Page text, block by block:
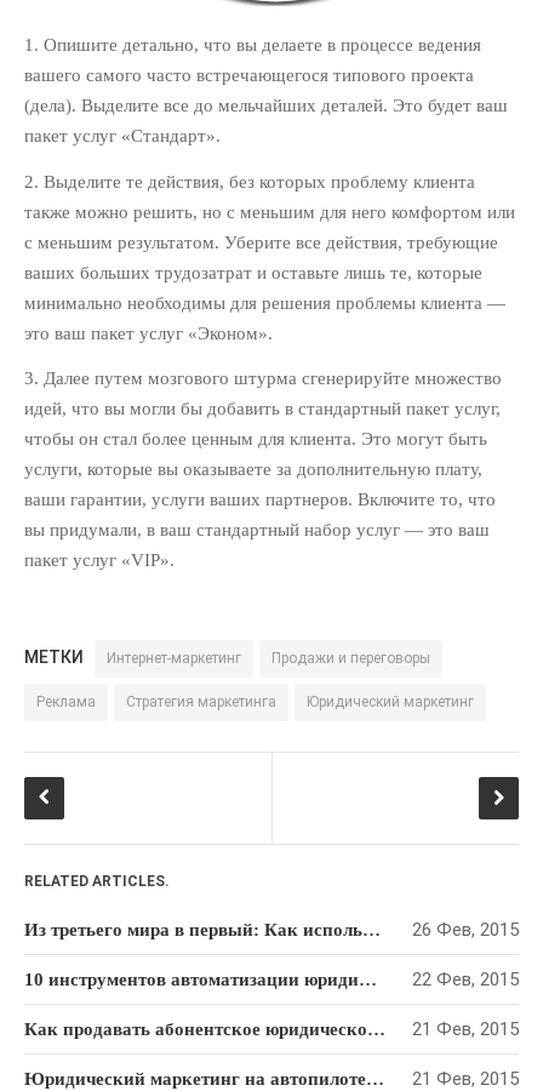
Юридический Маркетинг(112)
ОБЛАКО ТЕГОВ
Email-маркетинг
PR ROI SEO SMM
Видео-маркетинг
Гонорарная политика
Директ-мейл
Интернет-
маркетинг
Консалтинг Контекстная
реклама
Нетворкинг
Позиционировани
е Продажи и
переговоры
маркетинг
Социальные сети
маркетинга
менеджмент
юридической фирмой
Юридический
маркетинг
1. Опишите детально, что вы делаете в процессе ведения
вашего самого часто встречающегося типового проекта
(дела). Выделите все до мельчайших деталей. Это будет ваш
пакет услуг «Стандарт».
2. Выделите те действия, без которых проблему клиента
также можно решить, но с меньшим для него комфортом или
с меньшим результатом. Уберите все действия, требующие
ваших больших трудозатрат и оставьте лишь те, которые
минимально необходимы для решения проблемы клиента —
это ваш пакет услуг «Эконом».
3. Далее путем мозгового штурма сгенерируйте множество
идей, что вы могли бы добавить в стандартный пакет услуг,
чтобы он стал более ценным для клиента. Это могут быть
услуги, которые вы оказываете за дополнительную плату,
ваши гарантии, услуги ваших партнеров. Включите то, что
вы придумали, в ваш стандартный набор услуг — это ваш
пакет услуг «VIP».
МЕТКИ Интернет-маркетинг Продажи и переговоры
Реклама Стратегия маркетинга Юридический маркетинг
RELATED ARTICLES.
Из третьего мира в первый: Как использовать опыт Сингапура, чтобы преуспеть в юридическом бизнесе 26 Фев, 2015
10 инструментов автоматизации юридического маркетинга 22 Фев, 2015
Как продавать абонентское юридическое обслуживание: Пошаговый алгоритм 21 Фев, 2015
Юридический маркетинг на автопилоте: как привлекать клиентов на “раз-два-три” 21 Фев, 2015